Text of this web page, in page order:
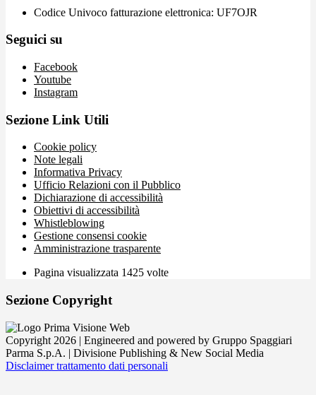
Codice Univoco fatturazione elettronica: UF7OJR
Seguici su
Facebook
Youtube
Instagram
Sezione Link Utili
Cookie policy
Note legali
Informativa Privacy
Ufficio Relazioni con il Pubblico
Dichiarazione di accessibilità
Obiettivi di accessibilità
Whistleblowing
Gestione consensi cookie
Amministrazione trasparente
Pagina visualizzata 1425 volte
Sezione Copyright
Copyright 2026 | Engineered and powered by Gruppo Spaggiari
Parma S.p.A. | Divisione Publishing & New Social Media
Disclaimer trattamento dati personali